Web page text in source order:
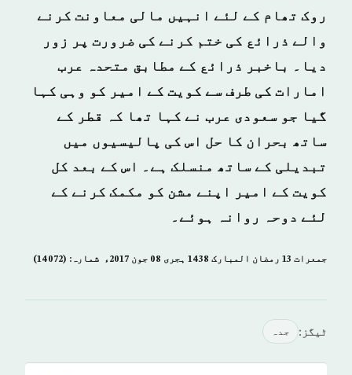
روک تھام کے لئے انہیں مالی معاونت کرنے
والے ذرائع کی ختم کرنے کی ضرورت پر زور
دیا۔ باخبر ذرائع کے مطابق متحدہ عرب
امارات کی طرف سے کویت کے امیر کو وہی کہا
گیا جو سعودی عرب نے کہا تھا کہ قطر کے
ساتھ بحران کا حل اس کی پالیسیوں میں
تبدیلی کے ساتھ منسلک ہے۔ اس کے بعد کل
کویت کے امیر اپنے مشن کو مکمک کرنے کے
لئے دوحہ روانہ ہوئے۔
جمعرات 13 رمضان المبارک 1438 ہجری­ 08 جون 2017ء شمارہ: (14072)
ٹیگز: جدہ